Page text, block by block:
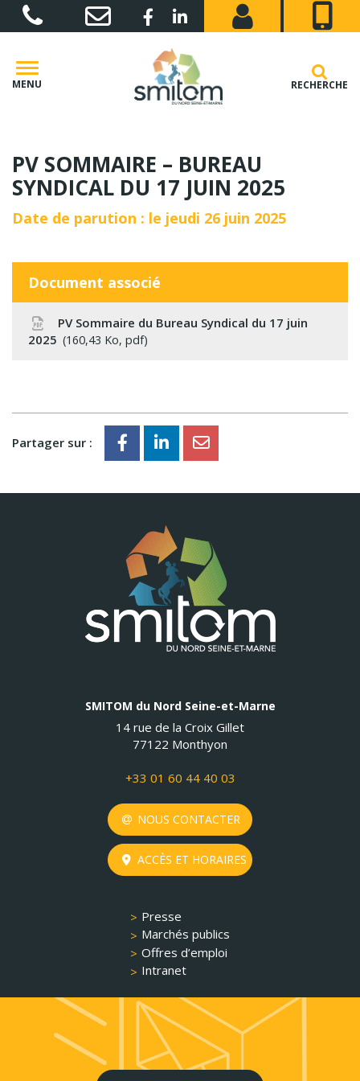
Gestion des traceurs
Lien vers le compte Facebook
Lien vers le compte Linkedin
MENU RECHERCHE
PV SOMMAIRE – BUREAU
SYNDICAL DU 17 JUIN 2025
Date de parution : le jeudi 26 juin 2025
Document associé
PV Sommaire du Bureau Syndical du 17 juin
2025
160,43 Ko, pdf
Partager sur :
SMITOM du Nord Seine-et-Marne
14 rue de la Croix Gillet
77122 Monthyon
+33 01 60 44 40 03
NOUS CONTACTER
ACCÈS ET HORAIRES
Presse
Marchés publics
Offres d’emploi
Intranet